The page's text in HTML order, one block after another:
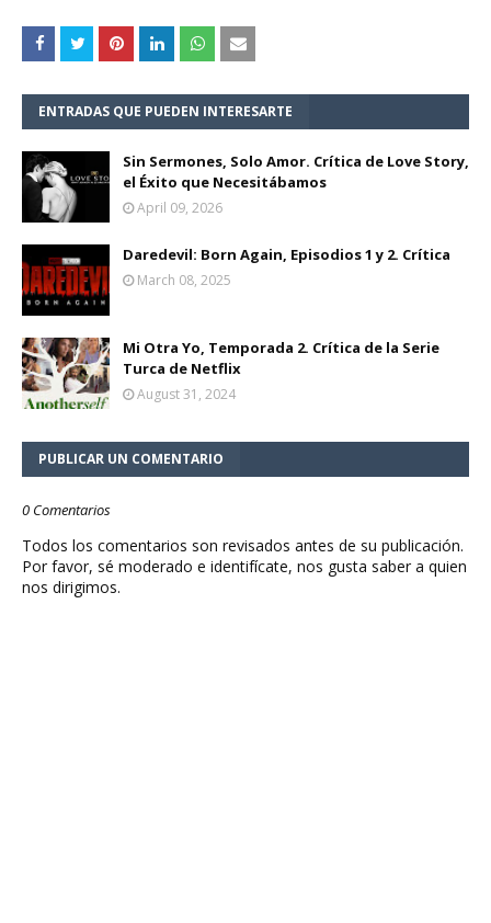
ENTRADAS QUE PUEDEN INTERESARTE
Sin Sermones, Solo Amor. Crítica de Love Story,
el Éxito que Necesitábamos
April 09, 2026
Daredevil: Born Again, Episodios 1 y 2. Crítica
March 08, 2025
Mi Otra Yo, Temporada 2. Crítica de la Serie
Turca de Netflix
August 31, 2024
PUBLICAR UN COMENTARIO
0 Comentarios
Todos los comentarios son revisados antes de su publicación.
Por favor, sé moderado e identifícate, nos gusta saber a quien
nos dirigimos.